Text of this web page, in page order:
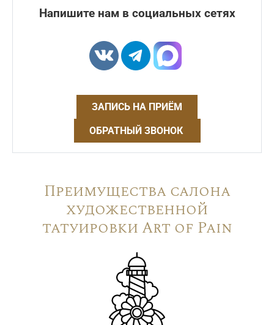
Напишите нам в социальных сетях
ЗАПИСЬ НА ПРИЁМ
ОБРАТНЫЙ ЗВОНОК
Преимущества салона
художественной
татуировки Art of Pain